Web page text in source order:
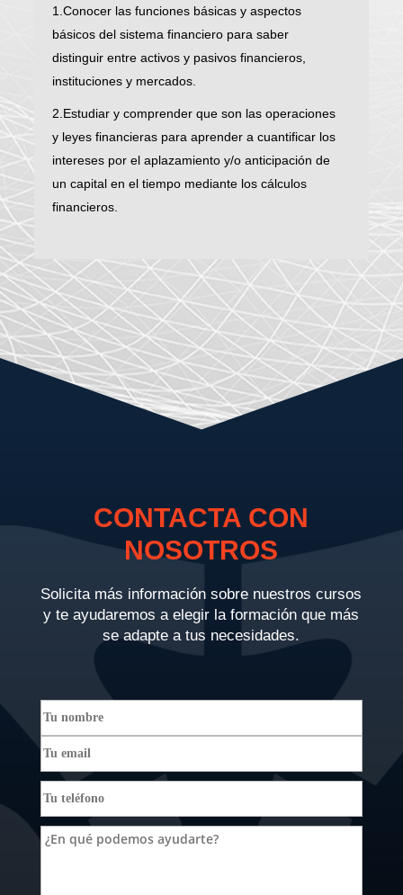
1.Conocer las funciones básicas y aspectos
básicos del sistema financiero para saber
distinguir entre activos y pasivos financieros,
instituciones y mercados.
2.Estudiar y comprender que son las operaciones
y leyes financieras para aprender a cuantificar los
intereses por el aplazamiento y/o anticipación de
un capital en el tiempo mediante los cálculos
financieros.
CONTACTA CON
NOSOTROS
Solicita más información sobre nuestros cursos
y te ayudaremos a elegir la formación que más
se adapte a tus necesidades.